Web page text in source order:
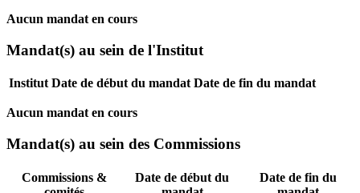
Aucun mandat en cours
Mandat(s) au sein de l'Institut
Institut Date de début du mandat Date de fin du mandat
Aucun mandat en cours
Mandat(s) au sein des Commissions
Commissions &
Date de début du
Date de fin du